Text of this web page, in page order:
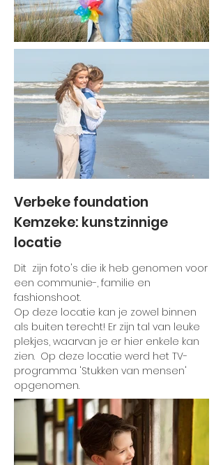
Verbeke foundation
Kemzeke: kunstzinnige
locatie
Dit zijn foto's die ik heb genomen voor
een communie-, familie en
fashionshoot.
Op deze locatie kan je zowel binnen
als buiten terecht! Er zijn tal van leuke
plekjes, waarvan je er hier enkele kan
zien. Op deze locatie werd het TV-
programma 'Stukken van mensen'
opgenomen.